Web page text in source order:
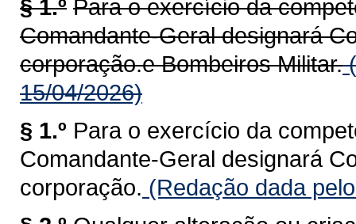
§ 1.º Para o exercício da
Comandante-Geral designará
corporação.e Bombeiros Militar.
15/04/2026)
§ 1.º Para o exercício da
Comandante-Geral designará
corporação. (Redação dada